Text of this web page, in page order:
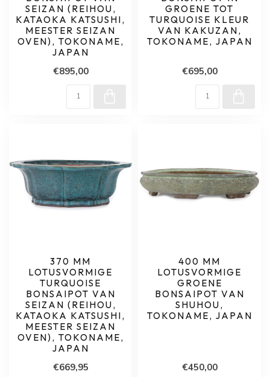
SEIZAN (REIHOU,
KATAOKA KATSUSHI,
MEESTER SEIZAN
OVEN), TOKONAME,
JAPAN
€895,00
GROENE TOT
TURQUOISE KLEUR
VAN KAKUZAN,
TOKONAME, JAPAN
€695,00
370 MM
LOTUSVORMIGE
TURQUOISE
BONSAIPOT VAN
SEIZAN (REIHOU,
KATAOKA KATSUSHI,
MEESTER SEIZAN
OVEN), TOKONAME,
JAPAN
€669,95
400 MM
LOTUSVORMIGE
GROENE
BONSAIPOT VAN
SHUHOU,
TOKONAME, JAPAN
€450,00